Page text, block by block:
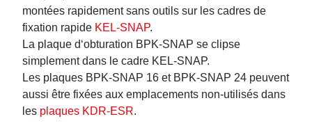
montées rapidement sans outils sur les cadres de
fixation rapide KEL-SNAP.
La plaque d‘obturation BPK-SNAP se clipse
simplement dans le cadre KEL-SNAP.
Les plaques BPK-SNAP 16 et BPK-SNAP 24 peuvent
aussi être fixées aux emplacements non-utilisés dans
les plaques KDR-ESR.